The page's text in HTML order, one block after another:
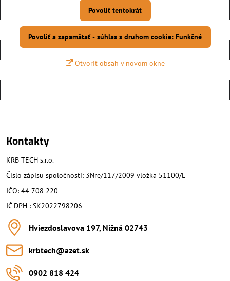
Povoliť tentokrát
Povoliť a zapamätať - súhlas s druhom cookie: Funkčné
Otvoriť obsah v novom okne
Kontakty
KRB-TECH s.r.o.
Číslo zápisu spoločnosti: 3Nre/117/2009 vložka 51100/L
IČO: 44 708 220
IČ DPH : SK2022798206
Hviezdoslavova 197, Nižná 02743
krbtech​@azet​.sk
0902 818 424